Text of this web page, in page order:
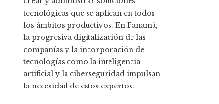
tecnológicas que se aplican en todos
los ámbitos productivos. En Panamá,
la progresiva digitalización de las
compañías y la incorporación de
tecnologías como la inteligencia
artificial y la ciberseguridad impulsan
la necesidad de estos expertos.